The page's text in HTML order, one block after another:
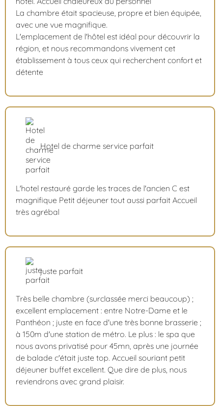
La chambre était spacieuse, propre et bien équipée,
avec une vue magnifique.
L'emplacement de l'hôtel est idéal pour découvrir la
région, et nous recommandons vivement cet
établissement à tous ceux qui recherchent confort et
détente
Hotel de charme service parfait
L'hotel restauré garde les traces de l'ancien C est
magnifique Petit déjeuner tout aussi parfait Accueil
très agrébal
juste parfait
Très belle chambre (surclassée merci beaucoup) ;
excellent emplacement : entre Notre-Dame et le
Panthéon ; juste en face d'une très bonne brasserie ;
à 150m d'une station de métro. Le plus : le spa que
nous avons privatisé pour 45mn, après une journée
de balade c'était juste top. Accueil souriant petit
déjeuner buffet excellent. Que dire de plus, nous
reviendrons avec grand plaisir.